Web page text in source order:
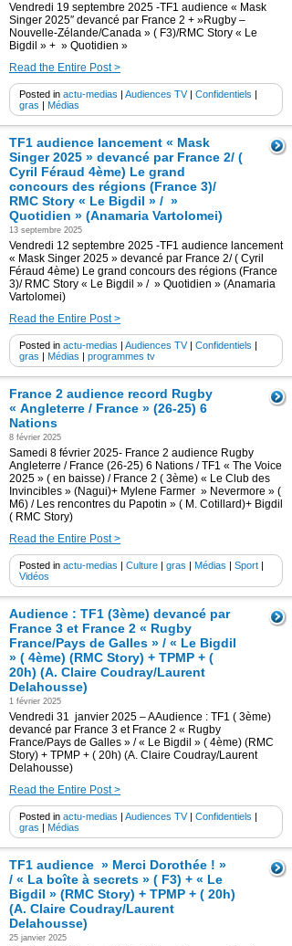
Vendredi 19 septembre 2025 -TF1 audience « Mask
Singer 2025″ devancé par France 2 + »Rugby –
Nouvelle-Zélande/Canada » ( F3)/RMC Story « Le
Bigdil » + » Quotidien »
Read the Entire Post >
Posted in actu-medias | Audiences TV| Confidentiels |
gras | Médias
TF1 audience lancement « Mask
Singer 2025 » devancé par France 2/ (
Cyril Féraud 4ème) Le grand
concours des régions (France 3)/
RMC Story « Le Bigdil » / »
Quotidien » (Anamaria Vartolomei)
13 septembre 2025
Vendredi 12 septembre 2025 -TF1 audience lancement
« Mask Singer 2025 » devancé par France 2/ ( Cyril
Féraud 4ème) Le grand concours des régions (France
3)/ RMC Story « Le Bigdil » / » Quotidien » (Anamaria
Vartolomei)
Read the Entire Post >
Posted in actu-medias | Audiences TV| Confidentiels |
gras | Médias | programmes tv
France 2 audience record Rugby
« Angleterre / France » (26-25) 6
Nations
8 février 2025
Samedi 8 février 2025- France 2 audience Rugby
Angleterre / France (26-25) 6 Nations / TF1 « The Voice
2025 » ( en baisse) / France 2 ( 3ème) « Le Club des
Invincibles » (Nagui)+ Mylene Farmer » Nevermore » (
M6) / Les rencontres du Papotin » ( M. Cotillard)+ Bigdil
( RMC Story)
Read the Entire Post >
Posted in actu-medias | Culture | gras | Médias | Sport |
Vidéos
Audience : TF1 (3ème) devancé par
France 3 et France 2 « Rugby
France/Pays de Galles » / « Le Bigdil
» ( 4ème) (RMC Story) + TPMP + (
20h) (A. Claire Coudray/Laurent
Delahousse)
1 février 2025
Vendredi 31 janvier 2025 – AAudience : TF1 ( 3ème)
devancé par France 3 et France 2 « Rugby
France/Pays de Galles » / « Le Bigdil » ( 4ème) (RMC
Story) + TPMP + ( 20h) (A. Claire Coudray/Laurent
Delahousse)
Read the Entire Post >
Posted in actu-medias | Audiences TV| Confidentiels |
gras | Médias
TF1 audience » Merci Dorothée ! »
/ « La boîte à secrets » ( F3) + « Le
Bigdil » (RMC Story) + TPMP + ( 20h)
(A. Claire Coudray/Laurent
Delahousse)
25 janvier 2025